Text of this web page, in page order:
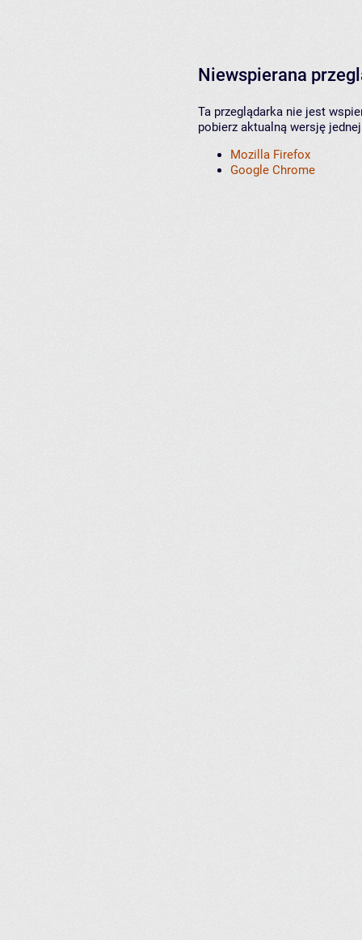
Niewspierana
Ta przeglądarka nie jest
pobierz aktualną wersję
Mozilla Firefox
Google Chrome